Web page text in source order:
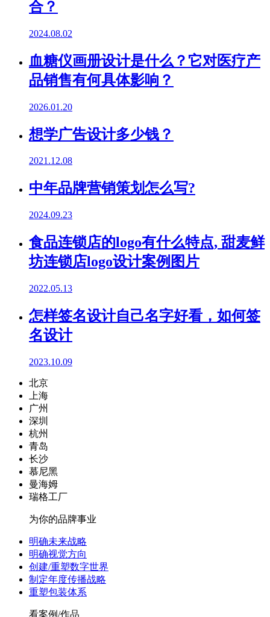
合？
2024.08.02
血糖仪画册设计是什么？它对医疗产
品销售有何具体影响？
2026.01.20
想学广告设计多少钱？
2021.12.08
中年品牌营销策划怎么写?
2024.09.23
食品连锁店的logo有什么特点, 甜麦鲜
坊连锁店logo设计案例图片
2022.05.13
怎样签名设计自己名字好看，如何签
名设计
2023.10.09
北京
上海
广州
深圳
杭州
青岛
长沙
慕尼黑
曼海姆
瑞格工厂
为你的品牌事业
明确未来战略
明确视觉方向
创建/重塑数字世界
制定年度传播战略
重塑包装体系
看案例/作品